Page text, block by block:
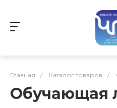
Главная / Каталог товаров /
Обучающая